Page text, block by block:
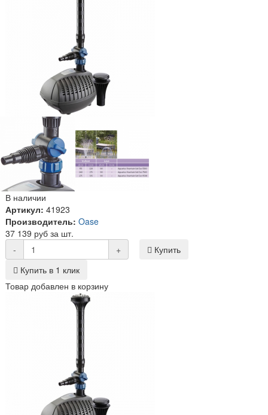
В наличии
Артикул: 41923
Производитель: Oase
37 139 руб за шт.
-
+
Купить
Купить в 1 клик
Товар добавлен в корзину